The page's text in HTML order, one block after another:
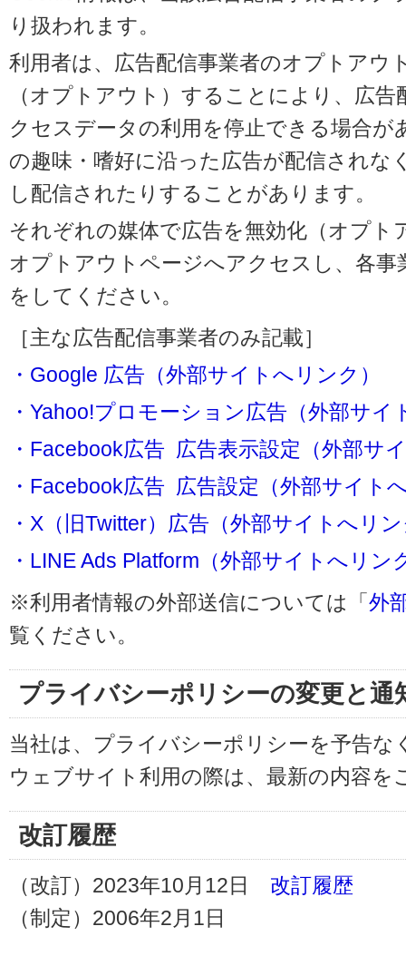
り扱われます。
利用者は、広告配信事業者のオプトアウ
（オプトアウト）することにより、広
クセスデータの利用を停止できる場合が
の趣味・嗜好に沿った広告が配信されな
し配信されたりすることがあります。
それぞれの媒体で広告を無効化（オプト
オプトアウトページへアクセスし、各
をしてください。
［主な広告配信事業者のみ記載］
・Google 広告（外部サイトへリンク）
・Yahoo!プロモーション広告（外部サイ
・Facebook広告 広告表示設定（外部サ
・Facebook広告 広告設定（外部サイト
・X（旧Twitter）広告（外部サイトへリ
・LINE Ads Platform（外部サイトへリン
※利用者情報の外部送信については「外
覧ください。
プライバシーポリシーの変更と通
当社は、プライバシーポリシーを予告
ウェブサイト利用の際は、最新の内容を
改訂履歴
（改訂）2023年10月12日 改訂履歴
（制定）2006年2月1日